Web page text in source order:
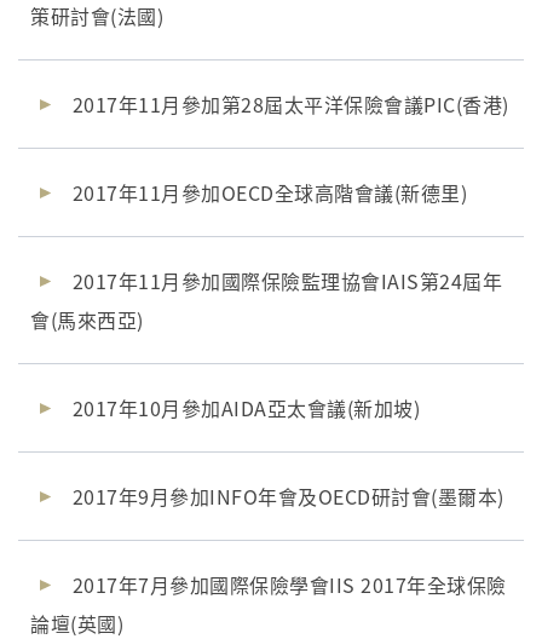
策研討會(法國)
2017年11月參加第28屆太平洋保險會議PIC(香港)
2017年11月參加OECD全球高階會議(新德里)
2017年11月參加國際保險監理協會IAIS第24屆年
會(馬來西亞)
2017年10月參加AIDA亞太會議(新加坡)
2017年9月參加INFO年會及OECD研討會(墨爾本)
2017年7月參加國際保險學會IIS 2017年全球保險
論壇(英國)